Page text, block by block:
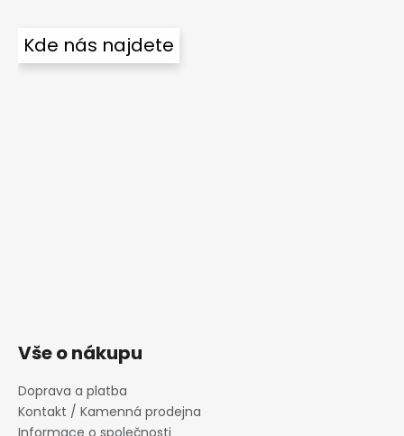
Kde nás najdete
Vše o nákupu
Doprava a platba
Kontakt / Kamenná prodejna
Informace o společnosti